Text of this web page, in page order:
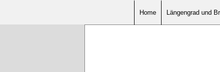
Home Längengrad und